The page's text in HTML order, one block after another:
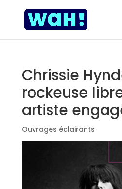
Chrissie
rockeuse
artiste
Ouvrages éclairants